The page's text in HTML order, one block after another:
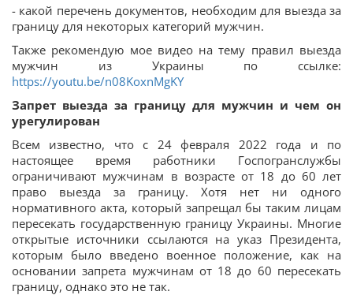
- какой перечень документов, необходим для выезда за
границу для некоторых категорий мужчин.
Также рекомендую мое видео на тему правил выезда
мужчин из Украины по ссылке:
https://youtu.be/n08KoxnMgKY
Запрет выезда за границу для мужчин и чем он
урегулирован
Всем известно, что с 24 февраля 2022 года и по
настоящее время работники Госпогранслужбы
ограничивают мужчинам в возрасте от 18 до 60 лет
право выезда за границу. Хотя нет ни одного
нормативного акта, который запрещал бы таким лицам
пересекать государственную границу Украины. Многие
открытые источники ссылаются на указ Президента,
которым было введено военное положение, как на
основании запрета мужчинам от 18 до 60 пересекать
границу, однако это не так.